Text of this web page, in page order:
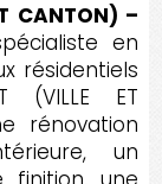
CANTON) –
en
résidentiels
(VILLE ET
rénovation
un